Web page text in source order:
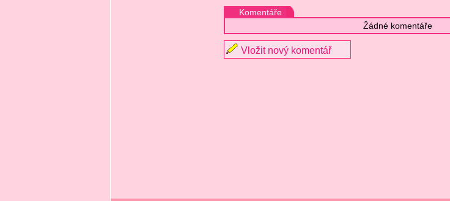
Komentáře
Žádné komentáře
Vložit nový komentář